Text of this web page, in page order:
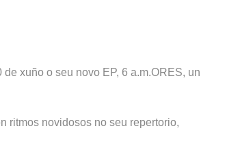
xuño o seu novo EP, 6 a.m.ORES, un
ritmos novidosos no seu repertorio,